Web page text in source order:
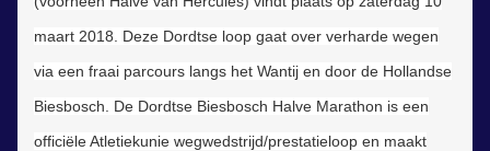
in onze gym
Fitness
maart 2018. Deze Dordtse loop gaat over verharde wegen
via een fraai parcours langs het Wantij en door de Hollandse
Biesbosch. De Dordtse Biesbosch Halve Marathon is een
officiële Atletiekunie wegwedstrijd/prestatieloop en maakt